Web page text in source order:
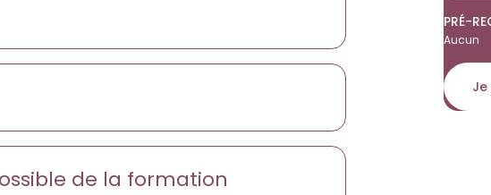
de la formation
PRÉ-
Aucun